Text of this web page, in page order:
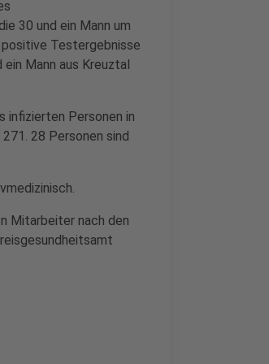
30 und ein Mann um
positive Testergebnisse
Mann aus Kreuztal
infizierten Personen in
28 Personen sind
Mitarbeiter nach den